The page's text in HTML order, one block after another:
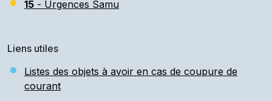
15 - Urgences Samu
Liens utiles
Listes des objets à avoir en cas de coupure de
courant